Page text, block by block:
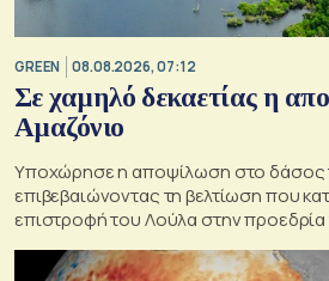
GREEN 08.08.2026, 07:12
Σε χαμηλό δεκαετίας η
Αμαζόνιο
Υποχώρησε η αποψίλωση στο δάσος
επιβεβαιώνοντας τη βελτίωση που
επιστροφή του Λούλα στην προεδρία
στόχου του να την εξαλείψει έως το